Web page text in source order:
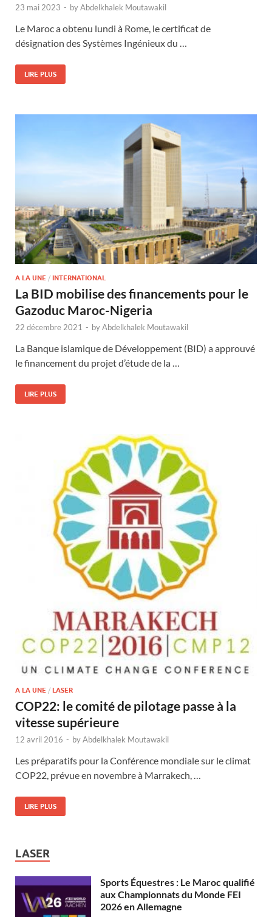
23 mai 2023 - byAbdelkhalek Moutawakil
Le Maroc a obtenu lundi à Rome, le certificat de
désignation des Systèmes Ingénieux du …
LIRE PLUS
A LA UNE / INTERNATIONAL
La BID mobilise des financements pour le
Gazoduc Maroc-Nigeria
22 décembre 2021 - byAbdelkhalek Moutawakil
La Banque islamique de Développement (BID) a approuvé
le financement du projet d’étude de la …
LIRE PLUS
A LA UNE / LASER
COP22: le comité de pilotage passe à la
vitesse supérieure
12 avril 2016 - byAbdelkhalek Moutawakil
Les préparatifs pour la Conférence mondiale sur le climat
COP22, prévue en novembre à Marrakech, …
LIRE PLUS
LASER
Sports Équestres : Le Maroc qualifié
aux Championnats du Monde FEI
2026 en Allemagne